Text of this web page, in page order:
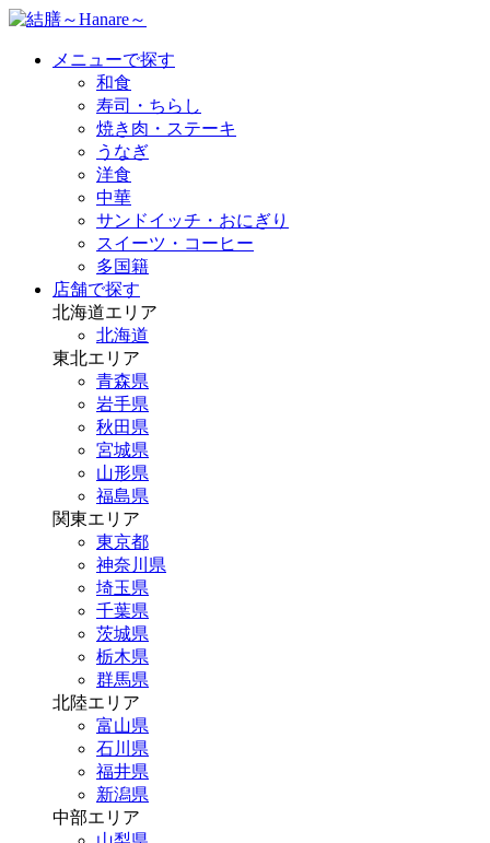
メニューで探す
和食
寿司・ちらし
焼き肉・ステーキ
うなぎ
洋食
中華
サンドイッチ・おにぎり
スイーツ・コーヒー
多国籍
店舗で探す
北海道エリア
北海道
東北エリア
青森県
岩手県
秋田県
宮城県
山形県
福島県
関東エリア
東京都
神奈川県
埼玉県
千葉県
茨城県
栃木県
群馬県
北陸エリア
富山県
石川県
福井県
新潟県
中部エリア